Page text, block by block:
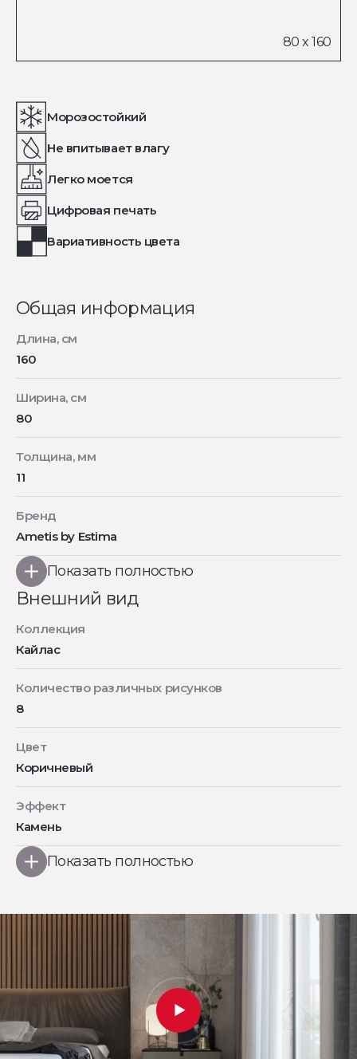
Морозостойкий
Не впитывает влагу
Легко моется
Цифровая печать
Вариативность цвета
Общая информация
Длина, см
160
Ширина, см
80
Толщина, мм
11
Бренд
Ametis by Estima
Показать полностью
Внешний вид
Коллекция
Кайлас
Количество различных рисунков
8
Цвет
Коричневый
Эффект
Камень
Показать полностью